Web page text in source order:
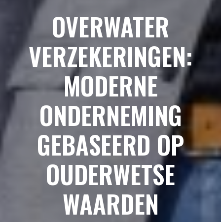
OVERWATER
VERZEKERINGEN:
MODERNE
ONDERNEMING
GEBASEERD OP
OUDERWETSE
WAARDEN